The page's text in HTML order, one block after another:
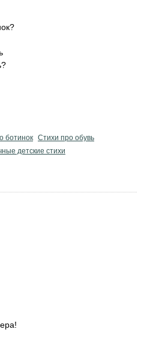
ботинок Стихи про обувь
детские стихи